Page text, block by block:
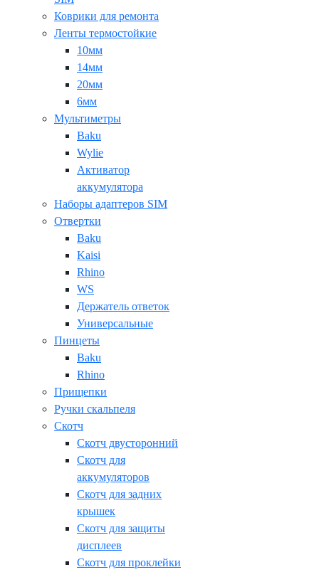
Коврики для ремонта
Ленты термостойкие
10мм
14мм
20мм
6мм
Мультиметры
Baku
Wylie
Активатор
аккумулятора
Наборы адаптеров SIM
Отвертки
Baku
Kaisi
Rhino
WS
Держатель ответок
Универсальные
Пинцеты
Baku
Rhino
Прищепки
Ручки скальпеля
Скотч
Скотч двусторонний
Скотч для
аккумуляторов
Скотч для задних
крышек
Скотч для защиты
дисплеев
Скотч для проклейки